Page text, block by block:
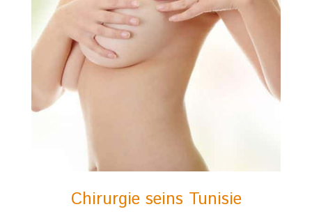
Chirurgie seins Tunisie